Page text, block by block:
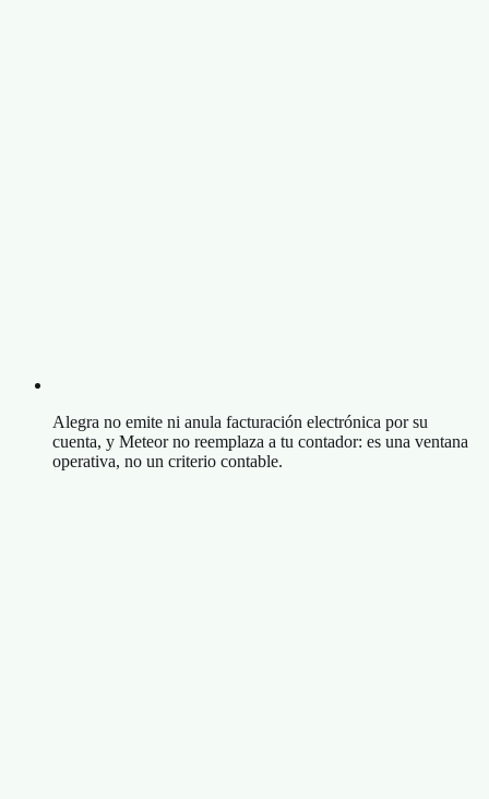
Alegra no emite ni anula facturación electrónica por su
cuenta, y Meteor no reemplaza a tu contador: es una ventana
operativa, no un criterio contable.